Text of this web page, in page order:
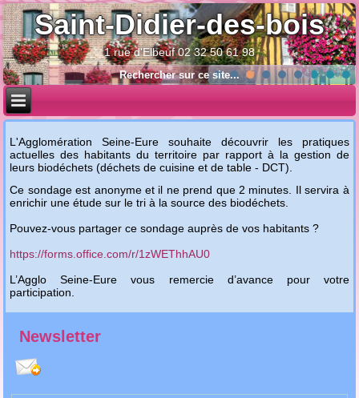
Saint-Didier-des-bois
1 rue d'Elbeuf 02 32 50 61 98
L'Agglomération Seine-Eure souhaite découvrir les pratiques
actuelles des habitants du territoire par rapport à la gestion de
leurs biodéchets (déchets de cuisine et de table - DCT).
Ce sondage est anonyme et il ne prend que 2 minutes. Il servira à
enrichir une étude sur le tri à la source des biodéchets.
Pouvez-vous partager ce sondage auprès de vos habitants ?
https://forms.office.com/r/1zWEThhAU0
L’Agglo Seine-Eure vous remercie d’avance pour votre
participation.
Newsletter
AnnéeMoisAnnéeMois